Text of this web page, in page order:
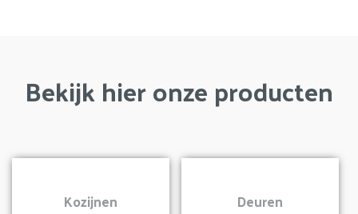
Bekijk hier onze producten
Kozijnen Deuren